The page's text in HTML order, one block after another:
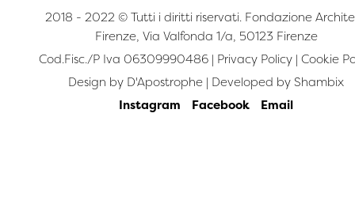
2018 - 2022 © Tutti i diritti riservati. Fondazione
Firenze, Via Valfonda 1/a, 50123 Firenze
Cod.Fisc./P Iva 06309990486 | Privacy Policy| Cookie
Design by D'Apostrophe | Developed by Shambix
Instagram
Facebook Email